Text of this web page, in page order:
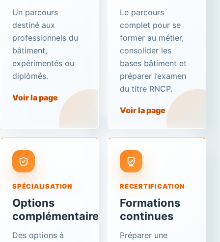
Un parcours
destiné aux
professionnels du
bâtiment,
expérimentés ou
diplômés.
Voir la page
Le parcours
complet pour se
former au métier,
consolider les
bases bâtiment et
préparer l’examen
du titre RNCP.
Voir la page
SPÉCIALISATION
Options
complémentaires
Des options à
RECERTIFICATION
Formations
continues
Préparer une